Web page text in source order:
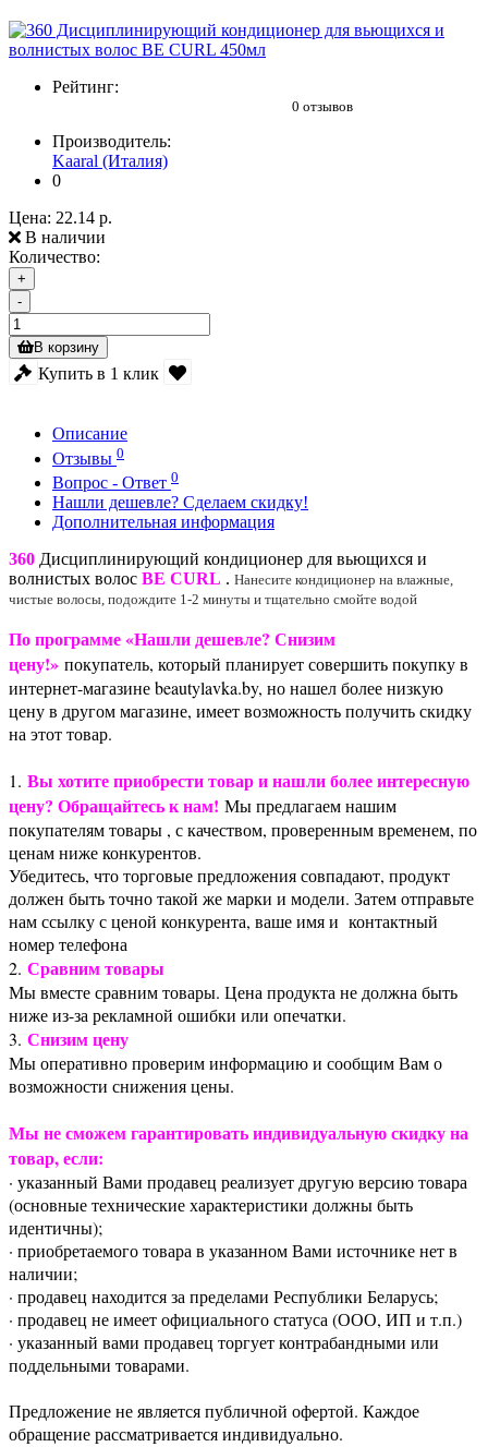
Рейтинг:
0 отзывов
Производитель:
Kaaral (Италия)
0
Цена: 22.14 р.
В наличии
Количество:
+
-
В корзину
Купить в 1 клик
Описание
Отзывы 0
Вопрос - Ответ 0
Нашли дешевле? Сделаем скидку!
Дополнительная информация
360 Дисциплинирующий кондиционер для вьющихся и
волнистых волос BE CURL . Нанесите кондиционер на влажные,
чистые волосы, подождите 1-2 минуты и тщательно смойте водой
По программе «Нашли дешевле? Снизим
цену!» покупатель, который планирует совершить покупку в
интернет-магазине beautylavka.by, но нашел более низкую
цену в другом магазине, имеет возможность получить скидку
на этот товар.
1. Вы хотите приобрести товар и нашли более интересную
цену? Обращайтесь к нам! Мы предлагаем нашим
покупателям товары , с качеством, проверенным временем, по
ценам ниже конкурентов.
Убедитесь, что торговые предложения совпадают, продукт
должен быть точно такой же марки и модели. Затем отправьте
нам ссылку с ценой конкурента, ваше имя и контактный
номер телефона
2. Сравним товары
Мы вместе сравним товары. Цена продукта не должна быть
ниже из-за рекламной ошибки или опечатки.
3. Снизим цену
Мы оперативно проверим информацию и сообщим Вам о
возможности снижения цены.
Мы не сможем гарантировать индивидуальную скидку на
товар, если:
· указанный Вами продавец реализует другую версию товара
(основные технические характеристики должны быть
идентичны);
· приобретаемого товара в указанном Вами источнике нет в
наличии;
· продавец находится за пределами Республики Беларусь;
· продавец не имеет официального статуса (ООО, ИП и т.п.)
· указанный вами продавец торгует контрабандными или
поддельными товарами.
Предложение не является публичной офертой. Каждое
обращение рассматривается индивидуально.